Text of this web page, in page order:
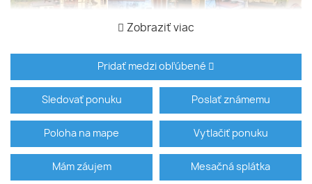
Zobraziť viac
Pridať medzi obľúbené
Sledovať ponuku Poslať známemu
Poloha na mape Vytlačiť ponuku
Mám záujem Mesačná splátka